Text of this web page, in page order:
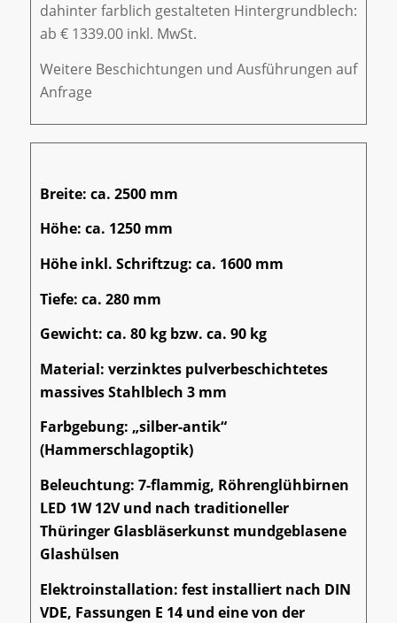
dahinter farblich gestalteten Hintergrundblech:
ab € 1339.00 inkl. MwSt.
Weitere Beschichtungen und Ausführungen auf
Anfrage
Breite: ca. 2500 mm
Höhe: ca. 1250 mm
Höhe inkl. Schriftzug: ca. 1600 mm
Tiefe: ca. 280 mm
Gewicht: ca. 80 kg bzw. ca. 90 kg
Material: verzinktes pulverbeschichtetes
massives Stahlblech 3 mm
Farbgebung: „silber-antik“
(Hammerschlagoptik)
Beleuchtung: 7-flammig, Röhrenglühbirnen
LED 1W 12V und nach traditioneller
Thüringer Glasbläserkunst mundgeblasene
Glashülsen
Elektroinstallation: fest installiert nach DIN
VDE, Fassungen E 14 und eine von der